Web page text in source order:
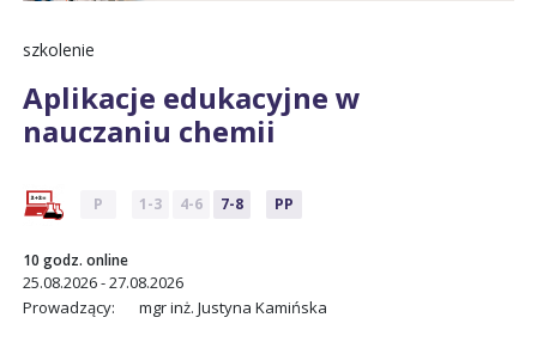
szkolenie
Aplikacje edukacyjne w
nauczaniu chemii
P 1-3 4-6 7-8 PP
10 godz. online
25.08.2026 - 27.08.2026
Prowadzący:
mgr inż. Justyna Kamińska